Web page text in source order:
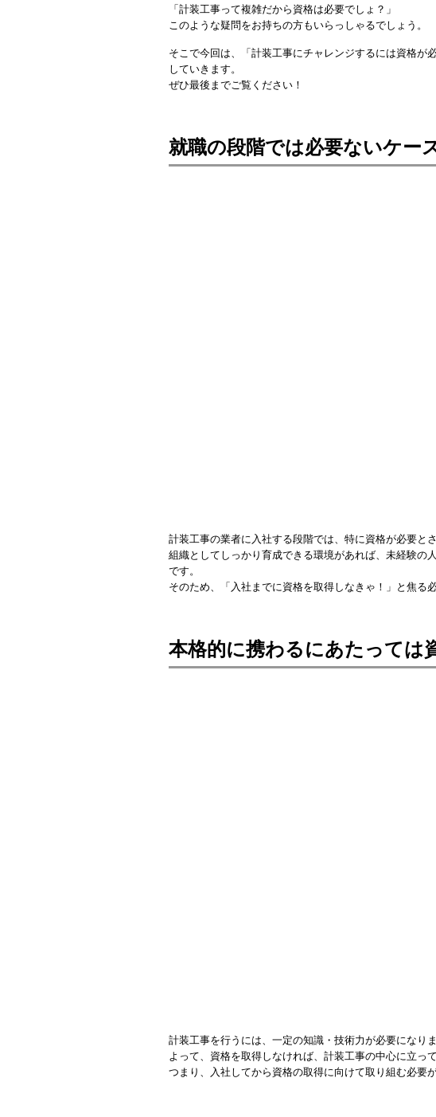
「計装工事って複雑だから資格は必要でしょ？」
このような疑問をお持ちの方もいらっしゃるでしょう。
そこで今回は、「計装工事にチャレンジするには資格が
していきます。
ぜひ最後までご覧ください！
就職の段階では必要ないケー
計装工事の業者に入社する段階では、特に資格が必要と
組織としてしっかり育成できる環境があれば、未経験の
です。
そのため、「入社までに資格を取得しなきゃ！」と焦る
本格的に携わるにあたっては
計装工事を行うには、一定の知識・技術力が必要になりま
よって、資格を取得しなければ、計装工事の中心に立っ
つまり、入社してから資格の取得に向けて取り組む必要